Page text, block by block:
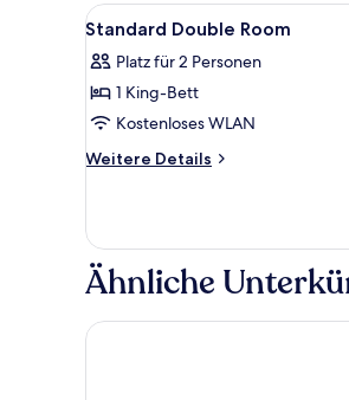
Alle
Fotos
für
Standard
Double
Room
6
Standard Double Room
Platz für 2 Personen
1 King-Bett
Kostenloses WLAN
Weitere Details
Weitere
Double
Room
Ähnliche
Motel One Karlsruhe